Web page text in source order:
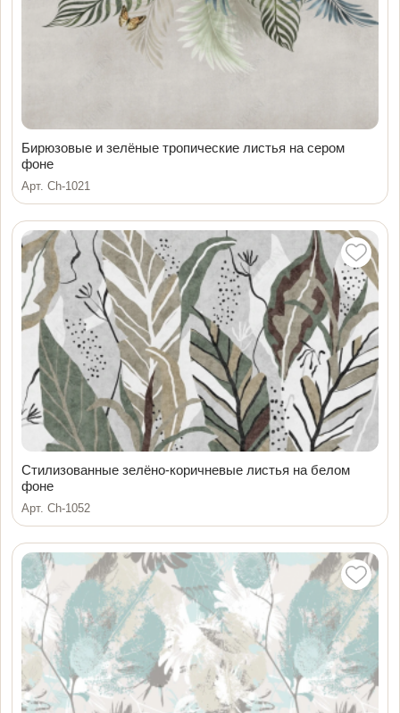
Бирюзовые и зелёные тропические листья на сером
фоне
Арт. Ch-1021
Стилизованные зелёно-коричневые листья на белом
фоне
Арт. Ch-1052